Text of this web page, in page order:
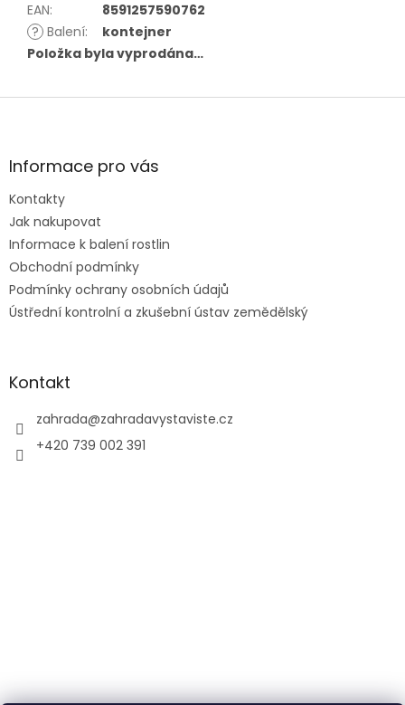
EAN:
8591257590762
? Balení:
kontejner
Položka byla vyprodána…
Z
aInformace pro vás
Kontakty
Jak nakupovat
Informace k balení rostlin
Obchodní podmínky
Podmínky ochrany osobních údajů
Ústřední kontrolní a zkušební ústav zemědělský
Kontakt
zahrada@zahradavystaviste.cz
+420 739 002 391